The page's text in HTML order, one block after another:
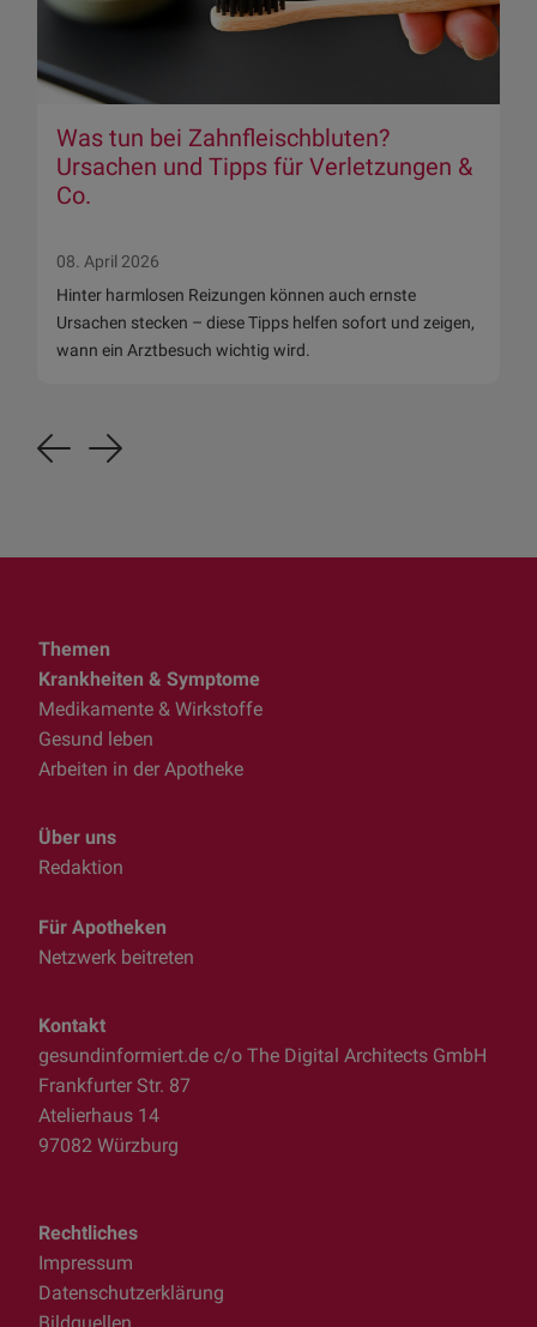
Was tun bei Zahnfleischbluten?
Ursachen und Tipps für Verletzungen &
Co.
08. April 2026
Hinter harmlosen Reizungen können auch ernste
Ursachen stecken – diese Tipps helfen sofort und zeigen,
wann ein Arztbesuch wichtig wird.
Previous
Next
Themen
Krankheiten & Symptome
Medikamente & Wirkstoffe
Gesund leben
Arbeiten in der Apotheke
Über uns
Redaktion
Für Apotheken
Netzwerk beitreten
Kontakt
gesundinformiert.de c/o The Digital Architects GmbH
Frankfurter Str. 87
Atelierhaus 14
97082 Würzburg
Rechtliches
Impressum
Datenschutzerklärung